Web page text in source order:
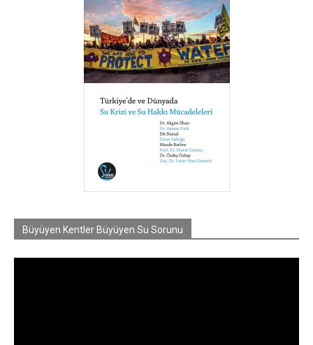
Büyüyen Kentler Büyüyen Su Sorunu